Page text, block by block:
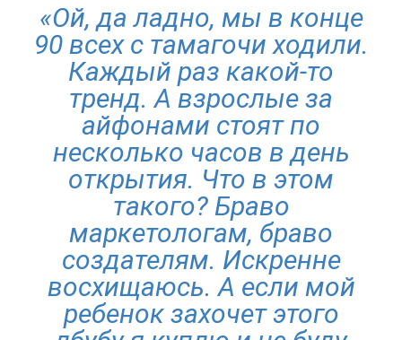
«Ой, да ладно, мы в конце
90 всех с тамагочи ходили.
Каждый раз какой-то
тренд. А взрослые за
айфонами стоят по
несколько часов в день
открытия. Что в этом
такого? Браво
маркетологам, браво
создателям. Искренне
восхищаюсь. А если мой
ребенок захочет этого